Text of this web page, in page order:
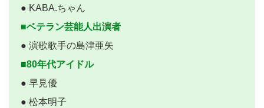
● KABA.ちゃん
■ベテラン芸能人出演者
● 演歌歌手の島津亜矢
■80年代アイドル
● 早見優
● 松本明子